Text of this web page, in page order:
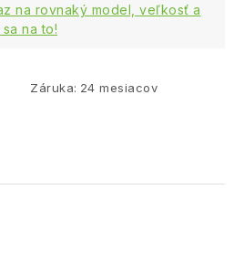
na rovnaký model, veľkosť a
na to!
Záruka: 24 mesiacov